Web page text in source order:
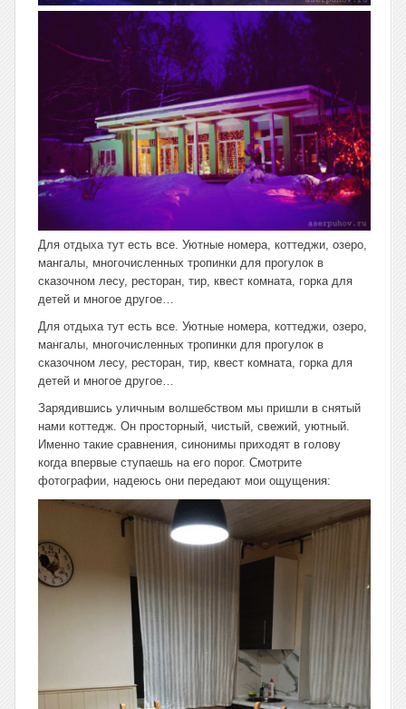
Для отдыха тут есть все. Уютные номера, коттеджи, озеро,
мангалы, многочисленных тропинки для прогулок в
сказочном лесу, ресторан, тир, квест комната, горка для
детей и многое другое…
Для отдыха тут есть все. Уютные номера, коттеджи, озеро,
мангалы, многочисленных тропинки для прогулок в
сказочном лесу, ресторан, тир, квест комната, горка для
детей и многое другое…
Зарядившись уличным волшебством мы пришли в снятый
нами коттедж. Он просторный, чистый, свежий, уютный.
Именно такие сравнения, синонимы приходят в голову
когда впервые ступаешь на его порог. Смотрите
фотографии, надеюсь они передают мои ощущения: